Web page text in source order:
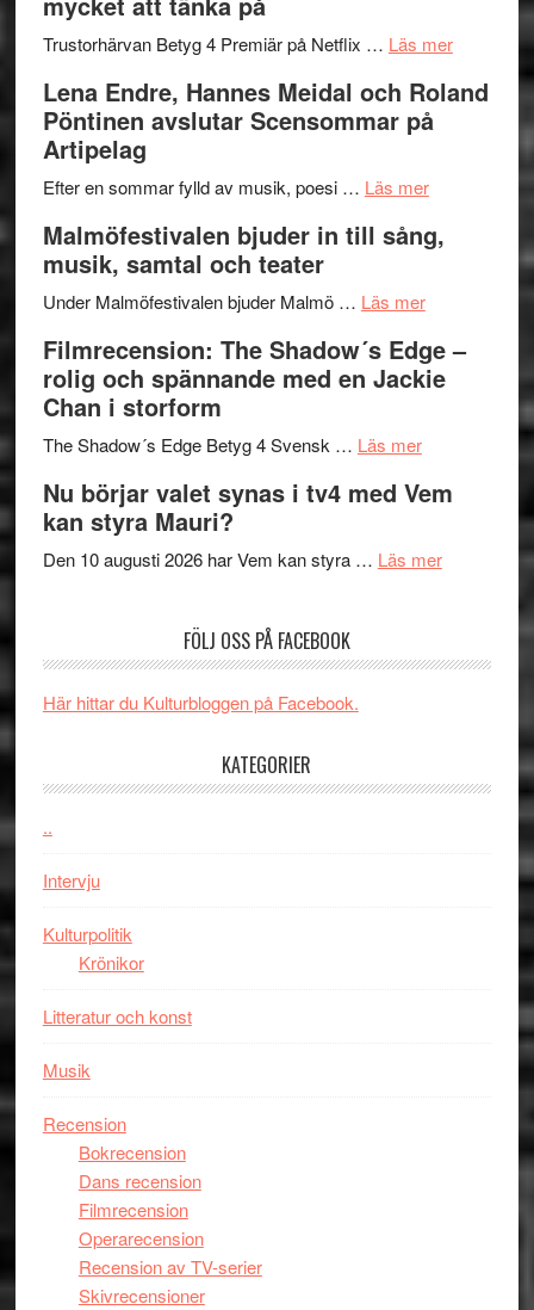
lättsam
2026
I
Delvis
genrens
terräng
Trustorhärvan Betyg 4 Premiär på Netflix … Läs merom
på
Lena Endre, Hannes Meidal och Roland
Pöntinen avslutar Scensommar på
Artipelag
Efter en sommar fylld av musik, poesi … Läs merom
Endre,
Roland
Pöntinen
Scensommar
Artipelag
Malmöfestivalen bjuder in till sång,
musik, samtal och teater
Under Malmöfestivalen bjuder Malmö … Läs merom
bjuder
in
samtal
teater
Filmrecension: The Shadow´s Edge –
rolig och spännande med en Jackie
Chan i storform
The Shadow´s Edge Betyg 4 Svensk … Läs merom
The
´s
och
Jackie
Nu börjar valet synas i tv4 med Vem
kan styra Mauri?
Den 10 augusti 2026 har Vem kan styra … Läs merom
synas
Vem
FÖLJ OSS PÅ FACEBOOK
Här hittar du Kulturbloggen på Facebook.
KATEGORIER
..
Intervju
Kulturpolitik
Krönikor
Litteratur och konst
Musik
Recension
Bokrecension
Dans recension
Filmrecension
Operarecension
Recension av TV-serier
Skivrecensioner